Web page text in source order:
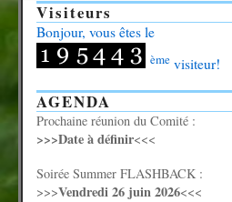
Visiteurs
Bonjour, vous êtes le
ème visiteur!
AGENDA
Prochaine réunion du Comité :
>>>Date à définir<<<
Soirée Summer FLASHBACK :
>>>Vendredi 26 juin 2026<<<